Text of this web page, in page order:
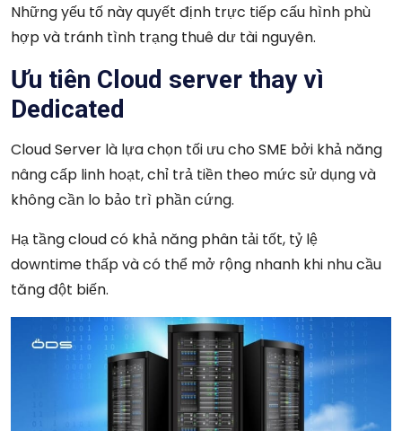
Những yếu tố này quyết định trực tiếp cấu hình phù
hợp và tránh tình trạng thuê dư tài nguyên.
Ưu tiên Cloud server thay vì
Dedicated
Cloud Server là lựa chọn tối ưu cho SME bởi khả năng
nâng cấp linh hoạt, chỉ trả tiền theo mức sử dụng và
không cần lo bảo trì phần cứng.
Hạ tầng cloud có khả năng phân tải tốt, tỷ lệ
downtime thấp và có thể mở rộng nhanh khi nhu cầu
tăng đột biến.